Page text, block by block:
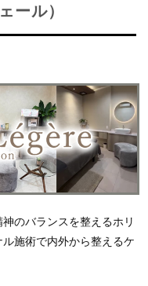
ール）
のバランスを整えるホリ
施術で内外から整えるケ